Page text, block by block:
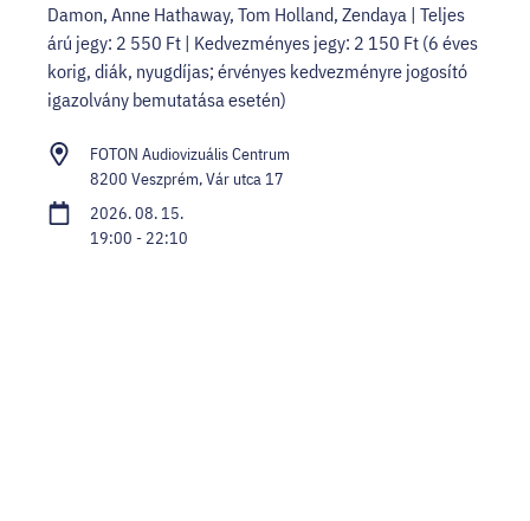
Damon, Anne Hathaway, Tom Holland, Zendaya | Teljes
árú jegy: 2 550 Ft | Kedvezményes jegy: 2 150 Ft (6 éves
korig, diák, nyugdíjas; érvényes kedvezményre jogosító
igazolvány bemutatása esetén)
FOTON Audiovizuális Centrum
8200 Veszprém, Vár utca 17
2026. 08. 15.
19:00 - 22:10